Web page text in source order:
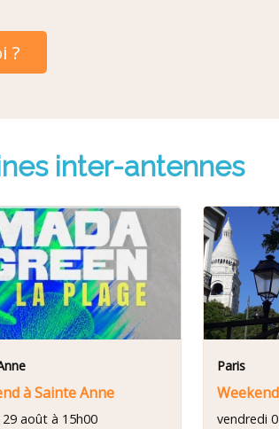
?
inter-antennes
à Sainte Anne
août à 15h00
Paris
vendredi